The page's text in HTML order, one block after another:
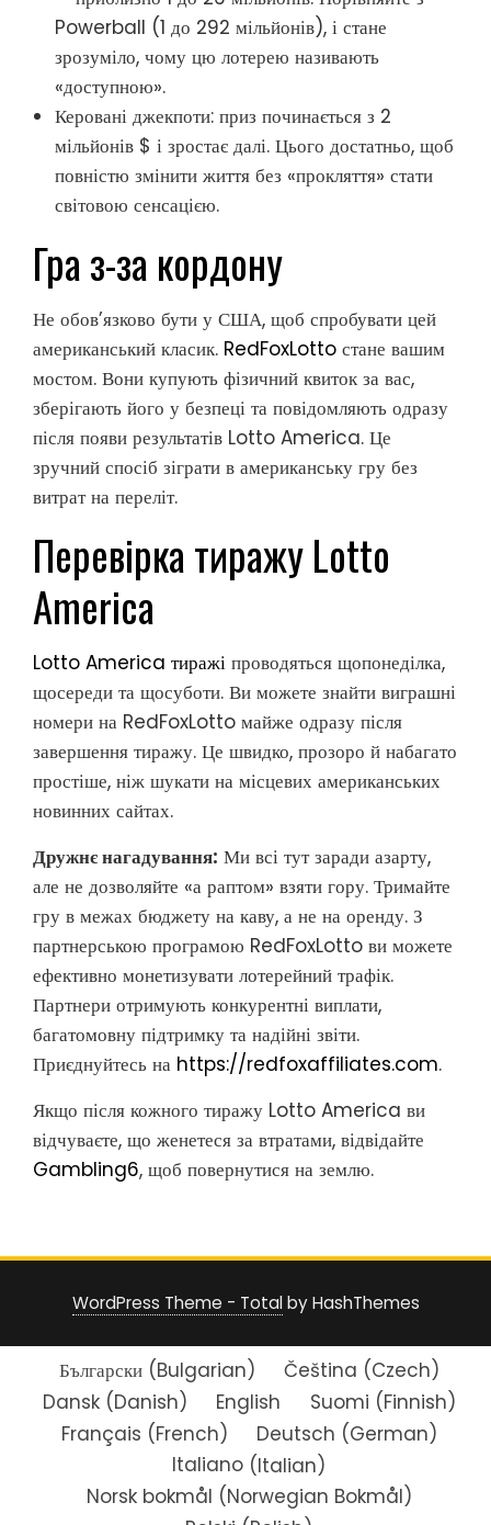
Powerball (1 до 292 мільйонів), і стане
зрозуміло, чому цю лотерею називають
«доступною».
Керовані джекпоти: приз починається з 2
мільйонів $ і зростає далі. Цього достатньо, щоб
повністю змінити життя без «прокляття» стати
світовою сенсацією.
Гра з-за кордону
Не обов’язково бути у США, щоб спробувати цей
американський класик. RedFoxLotto стане вашим
мостом. Вони купують фізичний квиток за вас,
зберігають його у безпеці та повідомляють одразу
після появи результатів Lotto America. Це
зручний спосіб зіграти в американську гру без
витрат на переліт.
Перевірка тиражу Lotto
America
Lotto America тиражі проводяться щопонеділка,
щосереди та щосуботи. Ви можете знайти виграшні
номери на RedFoxLotto майже одразу після
завершення тиражу. Це швидко, прозоро й набагато
простіше, ніж шукати на місцевих американських
новинних сайтах.
Дружнє нагадування: Ми всі тут заради азарту,
але не дозволяйте «а раптом» взяти гору. Тримайте
гру в межах бюджету на каву, а не на оренду. З
партнерською програмою RedFoxLotto ви можете
ефективно монетизувати лотерейний трафік.
Партнери отримують конкурентні виплати,
багатомовну підтримку та надійні звіти.
Приєднуйтесь на https://redfoxaffiliates.com.
Якщо після кожного тиражу Lotto America ви
відчуваєте, що женетеся за втратами, відвідайте
Gambling6, щоб повернутися на землю.
WordPress Theme - Totalby HashThemes
Български(Bulgarian) Čeština (Czech)
Dansk(Danish) English Suomi (Finnish)
Français (French) Deutsch (German)
Italiano (Italian)
Norsk bokmål (Norwegian Bokmål)